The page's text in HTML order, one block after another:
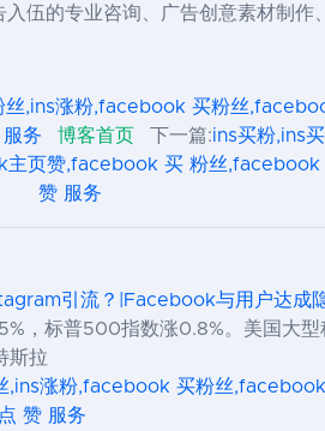
伍的专业咨询、广告创意素材制作
丝,ins涨粉,facebook 买粉丝
务
博客首页 下一篇:ins买粉,ins
页赞,facebook 买 粉丝
赞 服务
引流？|Facebook与用户达成
，标普500指数涨0.8%。美国大
斯拉
,ins涨粉,facebook 买粉丝
赞 服务